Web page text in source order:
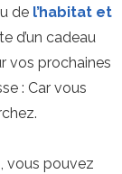
de l’habitat et
d’un cadeau
vos prochaines
: Car vous
vous pouvez